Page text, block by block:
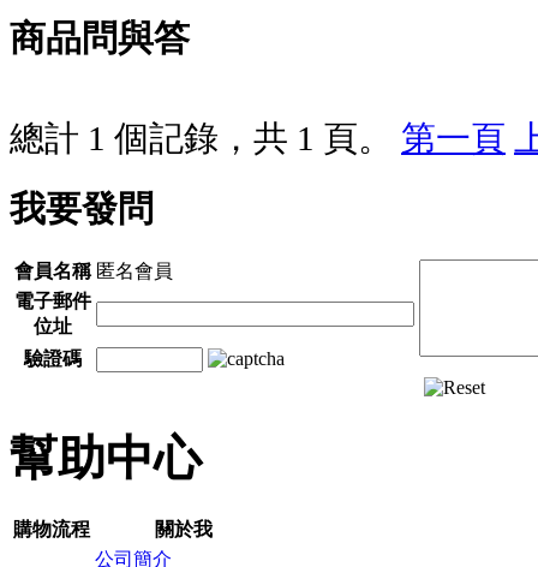
商品問與答
總計 1 個記錄，共 1 頁。 第一頁
我要發問
會員名稱 匿名會員
電子郵件
位址
驗證碼
幫助中心
購物流程
關於我
公司簡介